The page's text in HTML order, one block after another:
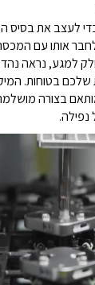
לעצב את בסיס
אותו עם
למגע, נראה
שלכם בטוחות.
בצורה
נפילה.